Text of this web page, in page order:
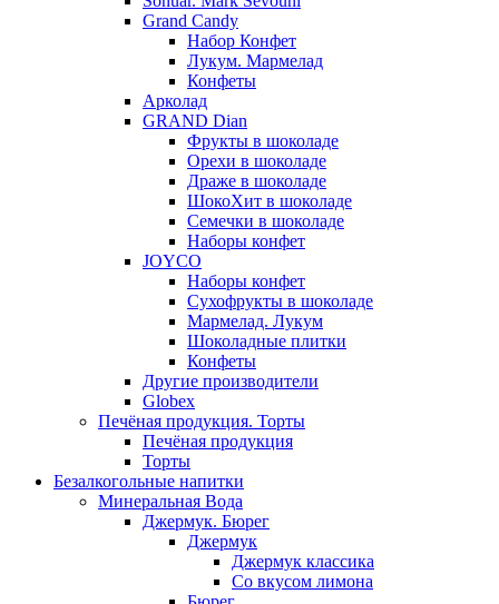
Grand Candy
Набор Конфет
Лукум. Мармелад
Конфеты
Арколад
GRAND Dian
Фрукты в шоколаде
Орехи в шоколаде
Драже в шоколаде
ШокоХит в шоколаде
Семечки в шоколаде
Наборы конфет
JOYCO
Наборы конфет
Сухофрукты в шоколаде
Мармелад. Лукум
Шоколадные плитки
Конфеты
Другие производители
Globex
Печёная продукция. Торты
Печёная продукция
Торты
Безалкогольные напитки
Минеральная Вода
Джермук. Бюрег
Джермук
Джермук классика
Со вкусом лимона